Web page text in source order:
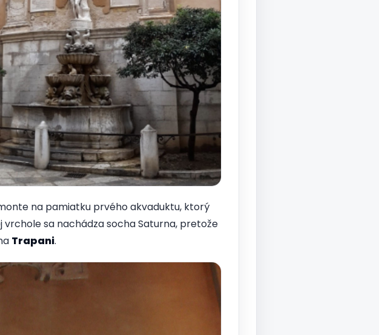
na pamiatku prvého akvaduktu, ktorý
sa nachádza socha Saturna, pretože
Trapani.